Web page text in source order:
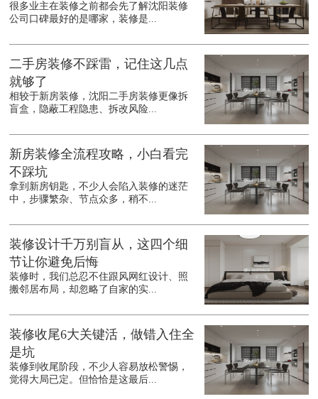
很多业主在装修之前都会先了解沈阳装修
公司口碑最好的是哪家，装修是...
二手房装修不踩雷，记住这几点
就够了
相较于新房装修，沈阳二手房装修更像拆
盲盒，隐蔽工程隐患、拆改风险...
新房装修全流程攻略，小白看完
不踩坑
拿到新房钥匙，不少人会陷入装修的迷茫
中，步骤繁杂、节点众多，稍不...
装修设计千万别盲从，这四个细
节让你避免后悔
装修时，我们总忍不住跟风网红设计、照
搬邻居布局，却忽略了自家的实...
装修收尾6大关键活，做错入住全
是坑
装修到收尾阶段，不少人容易放松警惕，
觉得大局已定。但恰恰是这最后...